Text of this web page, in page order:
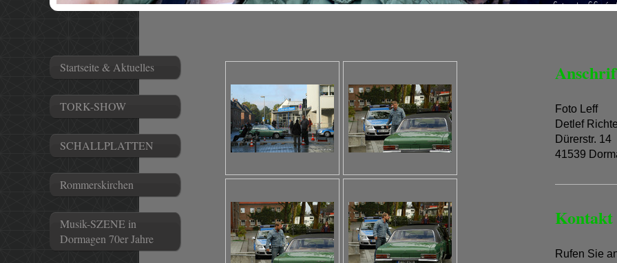
Startseite & Aktuelles
TORK-SHOW
SCHALLPLATTEN
Rommerskirchen
Musik-SZENE in
Dormagen 70er Jahre
Foto Leff
Detlef
Dürerstr. 14
41539
Kontakt
Rufen Sie